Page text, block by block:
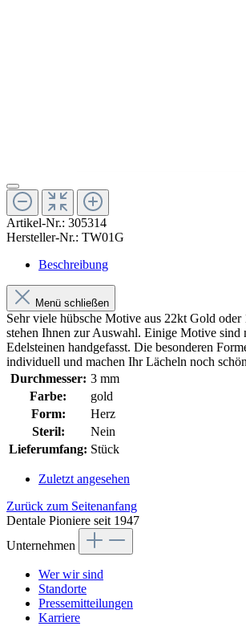
Artikel-Nr.: 305314
Hersteller-Nr.: TW01G
Beschreibung
Menü schließen
Sehr viele hübsche Motive aus 22kt Gold
stehen Ihnen zur Auswahl. Einige Motive sind
Edelsteinen handgefasst. Die besonderen
individuell und machen Ihr Lächeln noch
Durchmesser: 3 mm
Farbe:
gold
Form:
Herz
Steril:
Nein
Lieferumfang: Stück
Zuletzt angesehen
Zurück zum Seitenanfang
Dentale Pioniere seit 1947
Unternehmen
Wer wir sind
Standorte
Pressemitteilungen
Karriere